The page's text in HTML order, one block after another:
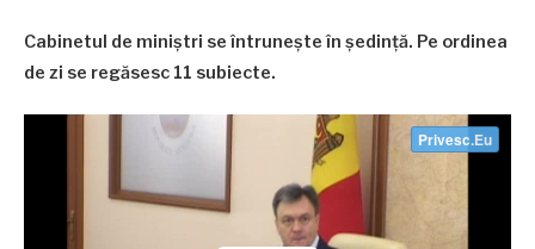
Cabinetul de miniștri se întrunește în ședință. Pe ordinea
de zi se regăsesc 11 subiecte.